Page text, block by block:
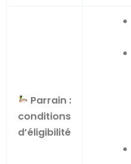
Parrain :
conditions
d’éligibilité